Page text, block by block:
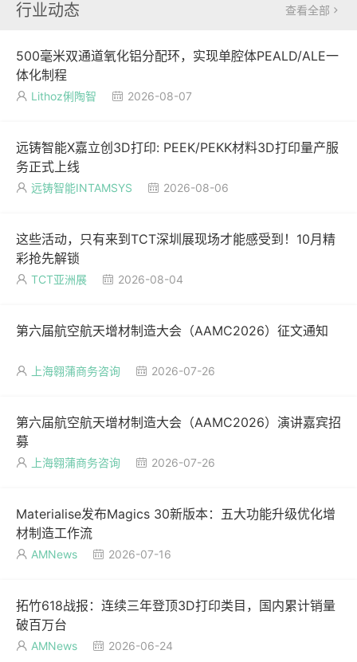
行业动态 查看全部 
500毫米双通道氧化铝分配环，实现单腔体PEALD/ALE一
体化制程
 Lithoz俐陶智  2026-08-07
远铸智能X嘉立创3D打印: PEEK/PEKK材料3D打印量产服
务正式上线
 远铸智能INTAMSYS  2026-08-06
这些活动，只有来到TCT深圳展现场才能感受到！10月精
彩抢先解锁
 TCT亚洲展  2026-08-04
第六届航空航天增材制造大会（AAMC2026）征文通知
 上海翱蒲商务咨询  2026-07-26
第六届航空航天增材制造大会（AAMC2026）演讲嘉宾招
募
 上海翱蒲商务咨询  2026-07-26
Materialise发布Magics 30新版本：五大功能升级优化增
材制造工作流
 AMNews  2026-07-16
拓竹618战报：连续三年登顶3D打印类目，国内累计销量
破百万台
 AMNews  2026-06-24